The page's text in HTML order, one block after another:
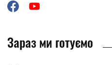
Зараз ми готуємо